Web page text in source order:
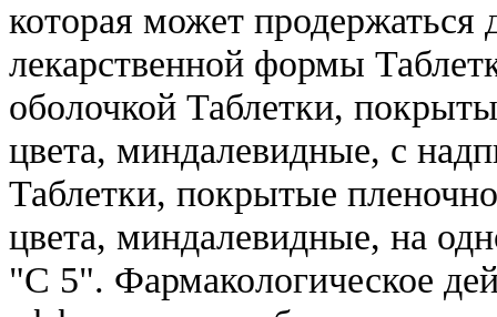
которая может продержаться
лекарственной формы
оболочкой Таблетки,
цвета, миндалевидные, с
Таблетки, покрытые
цвета, миндалевидные, на
"С 5". Фармакологическое